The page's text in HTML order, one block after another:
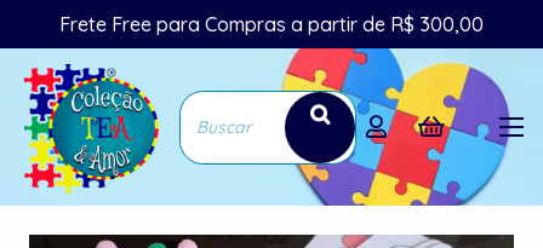
Frete Free para Compras a partir de R$ 300,00